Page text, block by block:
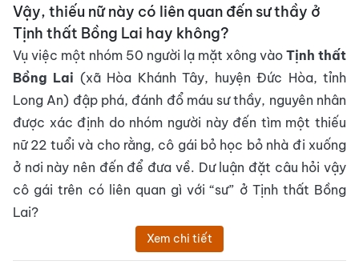
Vậy, thiếu nữ này có liên quan đến sư thầy ở
Tịnh thất Bồng Lai hay không?
Vụ việc một nhóm 50 người lạ mặt xông vào Tịnh thất
Bồng Lai (xã Hòa Khánh Tây, huyện Đức Hòa, tỉnh
Long An) đập phá, đánh đổ máu sư thầy, nguyên nhân
được xác định do nhóm người này đến tìm một thiếu
nữ 22 tuổi và cho rằng, cô gái bỏ học bỏ nhà đi xuống
ở nơi này nên đến để đưa về. Dư luận đặt câu hỏi vậy
cô gái trên có liên quan gì với “sư” ở Tịnh thất Bồng
Lai?
Xem chi tiết